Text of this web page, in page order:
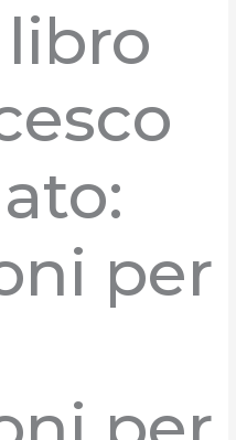
per